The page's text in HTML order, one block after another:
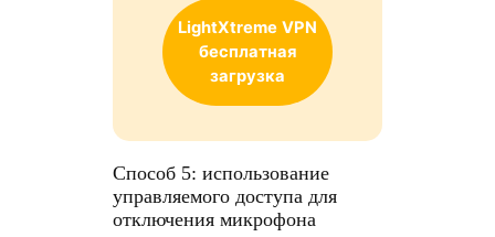
LightXtreme VPN
бесплатная
загрузка
Способ 5: использование
управляемого доступа для
отключения микрофона